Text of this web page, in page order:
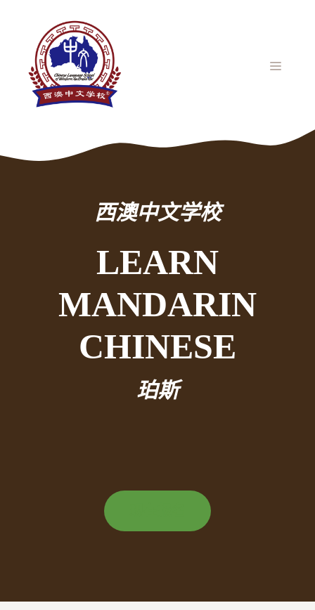
菜
西澳中文学校
LEARN
MANDARIN
CHINESE
珀斯